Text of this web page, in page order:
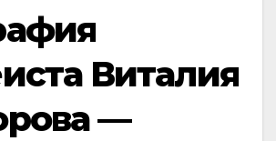
Виталия
—